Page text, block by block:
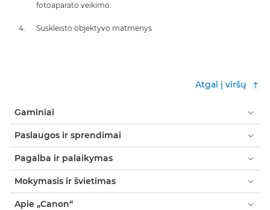
fotoaparato veikimo.
Suskleisto objektyvo matmenys
Atgal į viršų
Gaminiai
Paslaugos ir sprendimai
Pagalba ir palaikymas
Mokymasis ir švietimas
Apie „Canon“